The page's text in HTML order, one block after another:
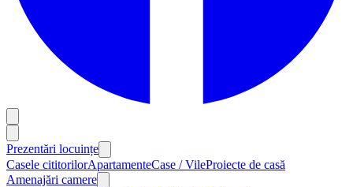
Prezentări locuințe
Casele cititorilorApartamenteCase / VileProiecte de casă
Amenajări camere